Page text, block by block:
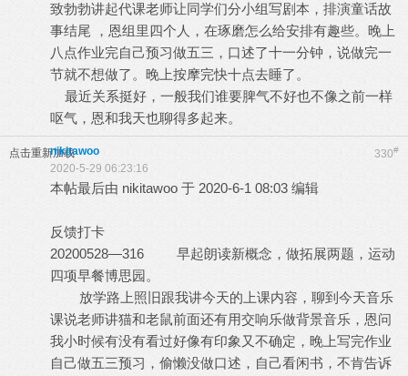
致勃勃讲起代课老师让同学们分小组写剧本，排演童话故
事结尾 ，恩组里四个人，在琢磨怎么给安排有趣些。晚上
八点作业完自己预习做五三，口述了十一分钟，说做完一
节就不想做了。晚上按摩完快十点去睡了。
最近关系挺好，一般我们谁要脾气不好也不像之前一样
呕气，恩和我天也聊得多起来。
点击重新加载 330#
nikitawoo
2020-5-29 06:23:16
本帖最后由 nikitawoo 于 2020-6-1 08:03 编辑
反馈打卡
20200528—316 早起朗读新概念，做拓展两题，运动
四项早餐博思园。
放学路上照旧跟我讲今天的上课内容，聊到今天音乐
课说老师讲猫和老鼠前面还有用交响乐做背景音乐，恩问
我小时候有没有看过好像有印象又不确定，晚上写完作业
自己做五三预习，偷懒没做口述，自己看闲书，不肯告诉